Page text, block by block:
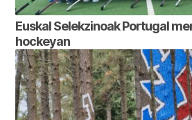
Euskal Selekzinoak Portugal
hockeyan